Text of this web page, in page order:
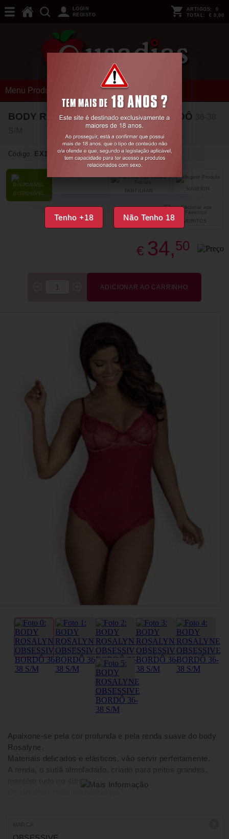
Tenho +18 Não Tenho 18
LOGIN
REGISTO
ARTIGOS: 0
TOTAL: € 0,00
Menu Produtos
BODY ROSALYNE OBSESSIVE BORDÔ
Código: EX16228
DISPONÍVEL
SUGERIR
PARTILHAR
FAVORITOS
€ 34,50
ADICIONAR AO CARRINHO
Apaixone-se pela cor profunda e pela renda suave do body
Rosalyne.
Materiais delicados e elásticos, vão servir perfeitamente.
A renda, o sutiã almofadado, criado para peitos grandes,
- fecho regulável - conforto no vestir;